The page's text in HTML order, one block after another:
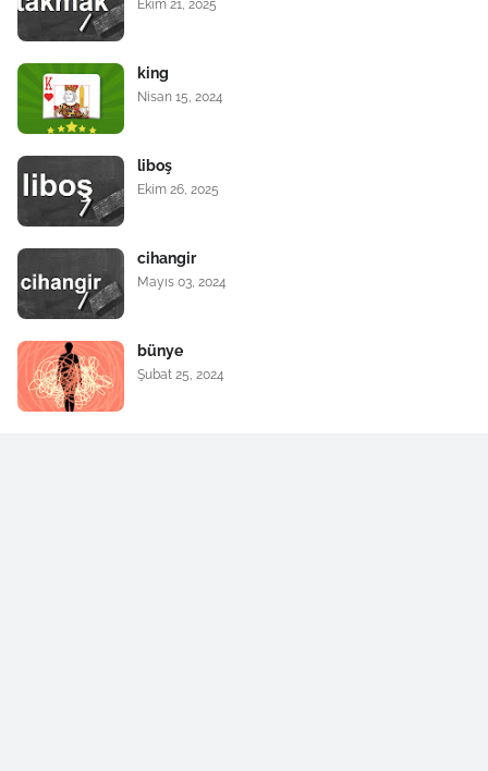
Ekim 21, 2025
king
Nisan 15, 2024
liboş
Ekim 26, 2025
cihangir
Mayıs 03, 2024
bünye
Şubat 25, 2024